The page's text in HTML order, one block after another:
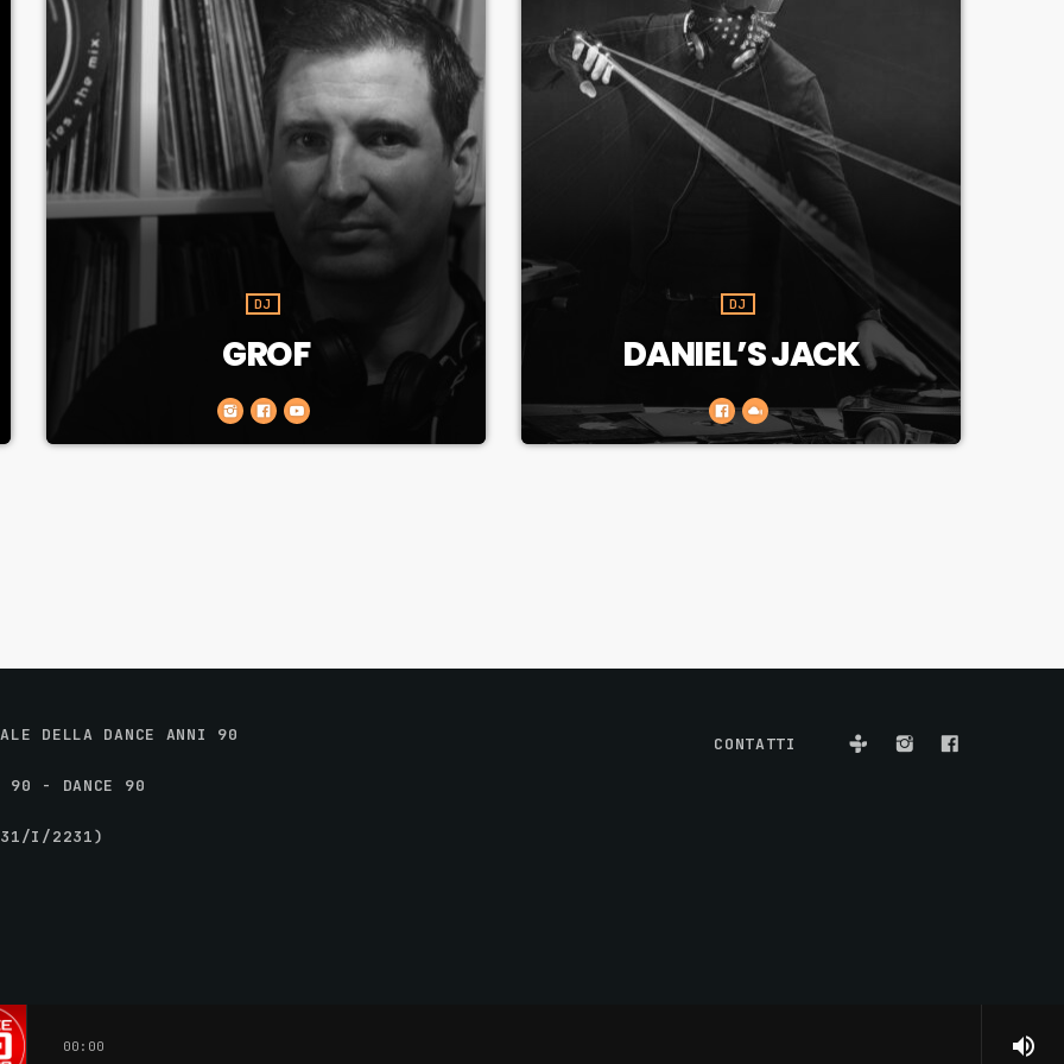
00:00 volume_up
DJ
GROF
DJ
DANIEL’S JACK
DELLA DANCE ANNI 90
90 - DANCE 90
I/2231)
CONTATTI